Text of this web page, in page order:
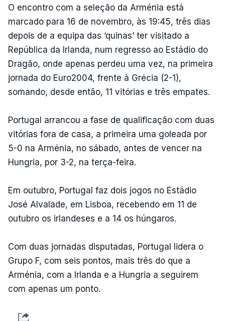
O encontro com a seleção da Arménia está
marcado para 16 de novembro, às 19:45, três dias
depois de a equipa das ‘quinas’ ter visitado a
República da Irlanda, num regresso ao Estádio do
Dragão, onde apenas perdeu uma vez, na primeira
jornada do Euro2004, frente à Grécia (2-1),
somando, desde então, 11 vitórias e três empates.
Portugal arrancou a fase de qualificação com duas
vitórias fora de casa, a primeira uma goleada por
5-0 na Arménia, no sábado, antes de vencer na
Hungria, por 3-2, na terça-feira.
Em outubro, Portugal faz dois jogos no Estádio
José Alvalade, em Lisboa, recebendo em 11 de
outubro os irlandeses e a 14 os húngaros.
Com duas jornadas disputadas, Portugal lidera o
Grupo F, com seis pontos, mais três do que a
Arménia, com a Irlanda e a Hungria a seguirem
com apenas um ponto.